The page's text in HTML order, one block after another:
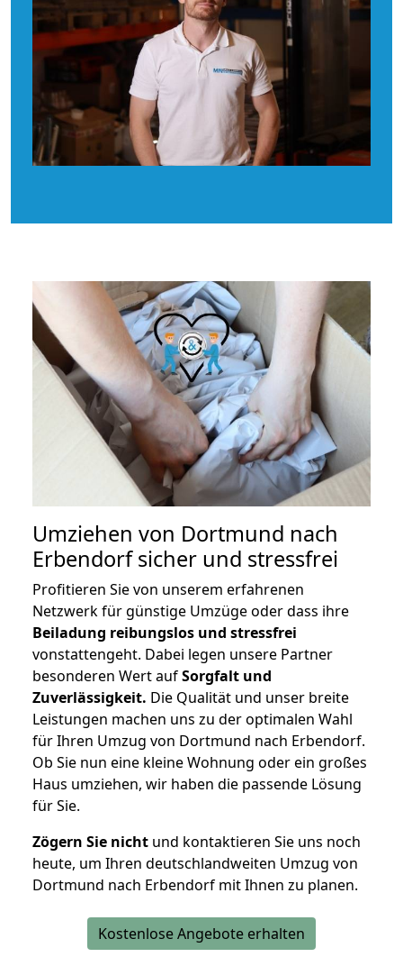
Umziehen von Dortmund nach
Erbendorfsicher und stressfrei
Profitieren Sie von unserem erfahrenen
Netzwerk für günstige Umzüge oder dass ihre
Beiladung reibungslos und stressfrei
vonstattengeht. Dabei legen unsere Partner
besonderen Wert aufSorgfalt und
Zuverlässigkeit. Die Qualität und unser breite
Leistungen machen uns zu der optimalen Wahl
für Ihren Umzug von Dortmund nach Erbendorf.
Ob Sie nun eine kleine Wohnung oder ein großes
Haus umziehen, wir haben die passende Lösung
für Sie.
Zögern Sie nicht und kontaktieren Sie uns noch
heute, um Ihren deutschlandweiten Umzug von
Dortmund nach Erbendorf mit Ihnen zu planen.
Kostenlose Angebote erhalten